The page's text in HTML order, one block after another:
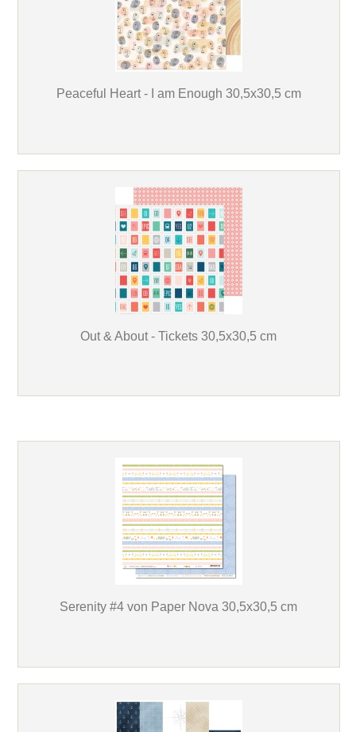
Peaceful Heart - I am Enough 30,5x30,5 cm
Out & About - Tickets 30,5x30,5 cm
Serenity #4 von Paper Nova 30,5x30,5 cm